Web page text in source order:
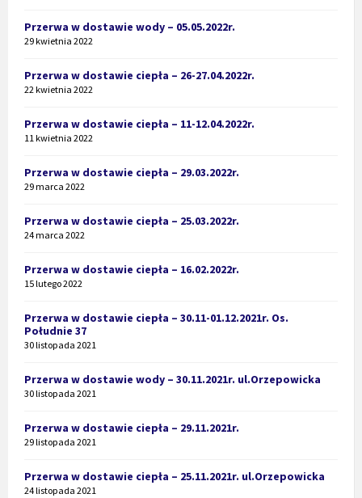
Przerwa w dostawie wody – 05.05.2022r.
29 kwietnia 2022
Przerwa w dostawie ciepła – 26-27.04.2022r.
22 kwietnia 2022
Przerwa w dostawie ciepła – 11-12.04.2022r.
11 kwietnia 2022
Przerwa w dostawie ciepła – 29.03.2022r.
29 marca 2022
Przerwa w dostawie ciepła – 25.03.2022r.
24 marca 2022
Przerwa w dostawie ciepła – 16.02.2022r.
15 lutego 2022
Przerwa w dostawie ciepła – 30.11-01.12.2021r. Os.
Południe 37
30 listopada 2021
Przerwa w dostawie wody – 30.11.2021r. ul.Orzepowicka
30 listopada 2021
Przerwa w dostawie ciepła – 29.11.2021r.
29 listopada 2021
Przerwa w dostawie ciepła – 25.11.2021r. ul.Orzepowicka
24 listopada 2021